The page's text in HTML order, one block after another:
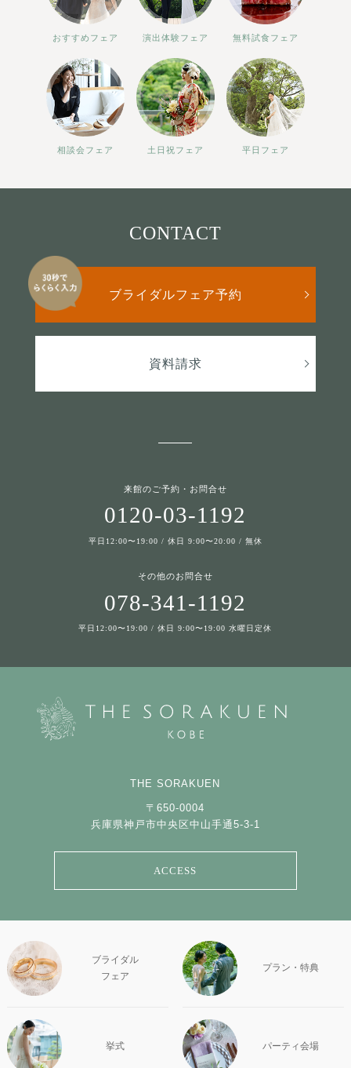
おすすめフェア 演出体験フェア 無料試食フェア
相談会フェア 土日祝フェア 平日フェア
CONTACT
ブライダルフェア予約
資料請求
来館のご予約・お問合せ
0120-03-1192
平日12:00〜19:00 / 休日 9:00〜20:00 / 無休
その他のお問合せ
078-341-1192
平日12:00〜19:00 / 休日 9:00〜19:00 水曜日定休
THE SORAKUEN
〒650-0004
兵庫県神戸市中央区中山手通5-3-1
ACCESS
ブライダル
フェア
プラン・特典
挙式 パーティ会場